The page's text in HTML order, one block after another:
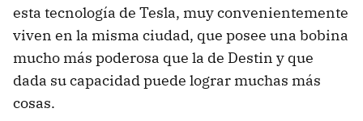
esta tecnología de Tesla, muy convenientemente
viven en la misma ciudad, que posee una bobina
mucho más poderosa que la de Destin y que
dada su capacidad puede lograr muchas más
cosas.